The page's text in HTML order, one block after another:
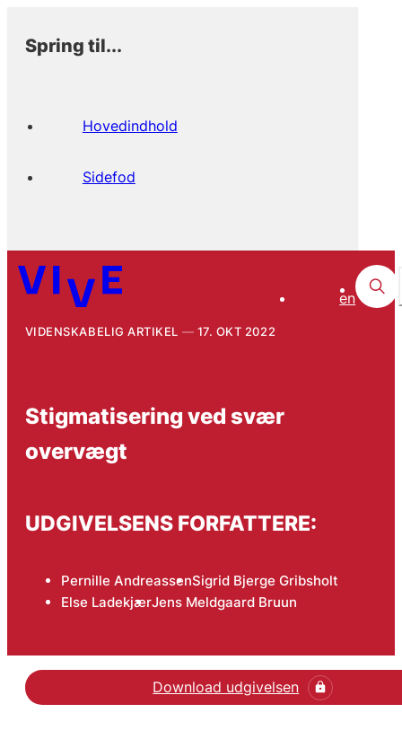
Spring til...
Hovedindhold
Sidefod
en
VIDENSKABELIG ARTIKEL 17. OKT 2022
Stigmatisering ved svær
overvægt
UDGIVELSENS FORFATTERE:
Pernille AndreassenSigrid Bjerge Gribsholt
Else LadekjærJens Meldgaard Bruun
Download udgivelsen